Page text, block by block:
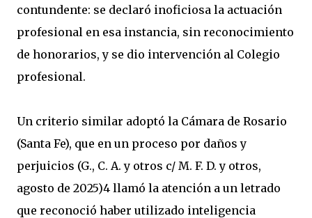
contundente: se declaró inoficiosa la actuación
profesional en esa instancia, sin reconocimiento
de honorarios, y se dio intervención al Colegio
profesional.
Un criterio similar adoptó la Cámara de Rosario
(Santa Fe), que en un proceso por daños y
perjuicios (G., C. A. y otros c/ M. F. D. y otros,
agosto de 2025)4 llamó la atención a un letrado
que reconoció haber utilizado inteligencia